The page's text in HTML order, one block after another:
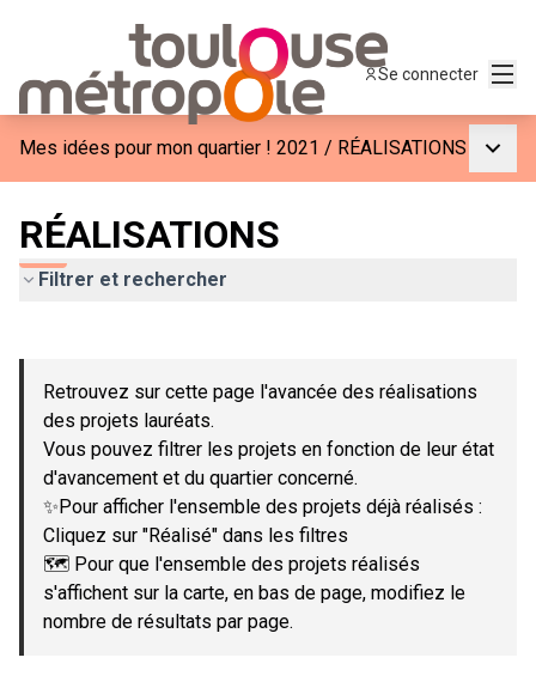
Se connecter
Mes idées pour mon quartier ! 2021 / RÉALISATIONS
RÉALISATIONS
Filtrer et rechercher
−
Retrouvez sur cette page l'avancée des réalisations
des projets lauréats.
Vous pouvez filtrer les projets en fonction de leur état
d'avancement et du quartier concerné.
✨Pour afficher l'ensemble des projets déjà réalisés :
Cliquez sur "Réalisé" dans les filtres
🗺️ Pour que l'ensemble des projets réalisés
s'affichent sur la carte, en bas de page, modifiez le
nombre de résultats par page.